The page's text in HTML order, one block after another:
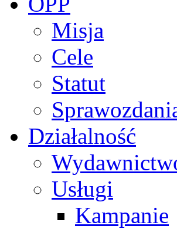
Misja
Cele
Statut
Działalność
Usługi
Kampanie